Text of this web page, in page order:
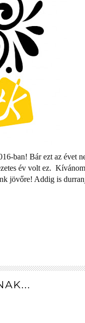
ban! Bár ezt az évet
év volt ez.
jövőre! Addig is